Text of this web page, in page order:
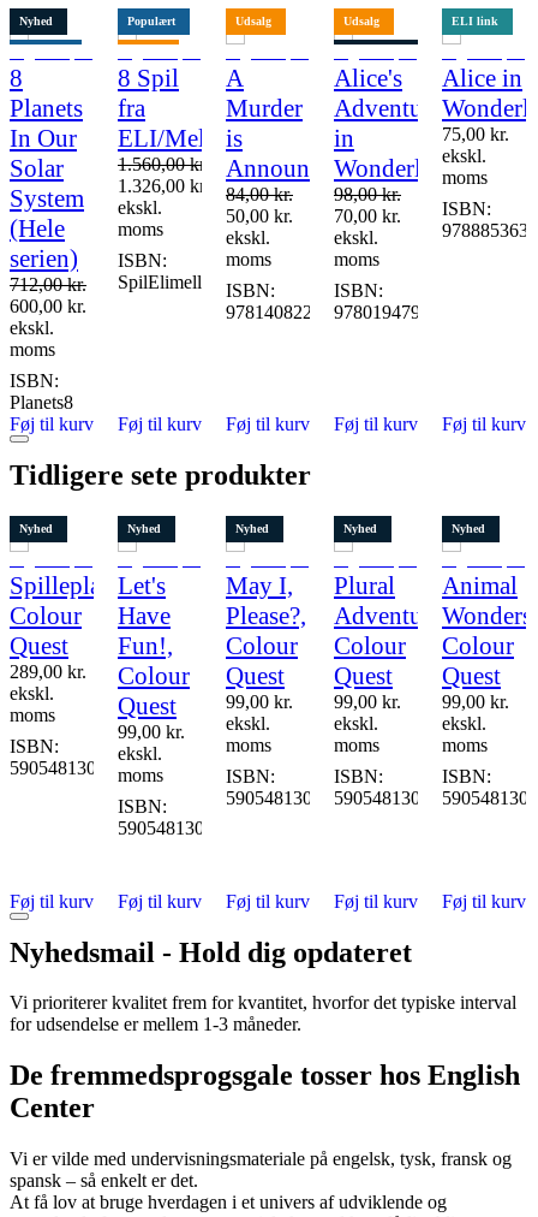
Nyhed
Tilbud
Restparti
15 stk. tilbage
8
Planets
In Our
Solar
System
(Hele
serien)
712,00kr.
600,00 kr.
ekskl.
moms
ISBN:
Planets8
Føj til kurv
Populært
8 Spil
fra
ELI/Mellemtrin
1.560,00kr.
1.326,00 kr.
ekskl.
moms
ISBN:
SpilElimellem
Føj til kurv
Udsalg
A
Murder
is
Announced
84,00kr.
50,00 kr.
ekskl.
moms
ISBN:
9781408221129
Føj til kurv
Udsalg
Alice's
Adventures
in
Wonderland
98,00kr.
70,00 kr.
ekskl.
moms
ISBN:
9780194790512
Føj til kurv
ELI link
Alice in
75,00 kr.
ekskl.
moms
ISBN:
Føj til kurv
Tidligere sete produkter
Nyhed
Spilleplade,
Colour
Quest
289,00 kr.
ekskl.
moms
ISBN:
5905481304485
Føj til kurv
Nyhed
Let's
Have
Fun!,
Colour
Quest
99,00 kr.
ekskl.
moms
ISBN:
5905481304416
Føj til kurv
Nyhed
May I,
Please?,
Colour
Quest
99,00 kr.
ekskl.
moms
ISBN:
5905481304454
Føj til kurv
Nyhed
Plural
Adventure,
Colour
Quest
99,00 kr.
ekskl.
moms
ISBN:
5905481304447
Føj til kurv
Nyhed
Animal
Wonders,
Colour
Quest
99,00 kr.
ekskl.
moms
ISBN:
Føj til kurv
Nyhedsmail - Hold dig opdateret
Vi prioriterer kvalitet frem for kvantitet, hvorfor det typiske interval
for udsendelse er mellem 1-3 måneder.
De fremmedsprogsgale tosser hos English
Center
Vi er vilde med undervisningsmateriale på engelsk, tysk, fransk og
spansk – så enkelt er det.
At få lov at bruge hverdagen i et univers af udviklende og